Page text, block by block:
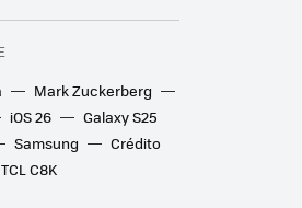
Mark Zuckerberg
iOS 26
Galaxy S25
Samsung
Crédito
TCL C8K